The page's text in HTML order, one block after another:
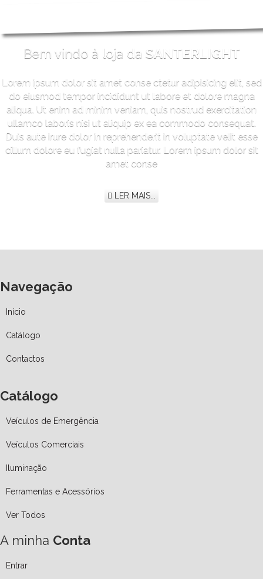
Bem vindo à loja da SANTERLIGHT
Lorem ipsum dolor sit amet conse ctetur adipisicing elit, sed
do eiusmod tempor incididunt ut labore et dolore magna
aliqua. Ut enim ad minim veniam, quis nostrud exercitation
ullamco laboris nisi ut aliquip ex ea commodo consequat.
Duis aute irure dolor in reprehenderit in voluptate velit esse
cillum dolore eu fugiat nulla pariatur. Lorem ipsum dolor sit
amet conse
LER MAIS...
Navegação
Início
Catálogo
Contactos
Catálogo
Veículos de Emergência
Veículos Comerciais
Iluminação
Ferramentas e Acessórios
Ver Todos
A minha Conta
Entrar